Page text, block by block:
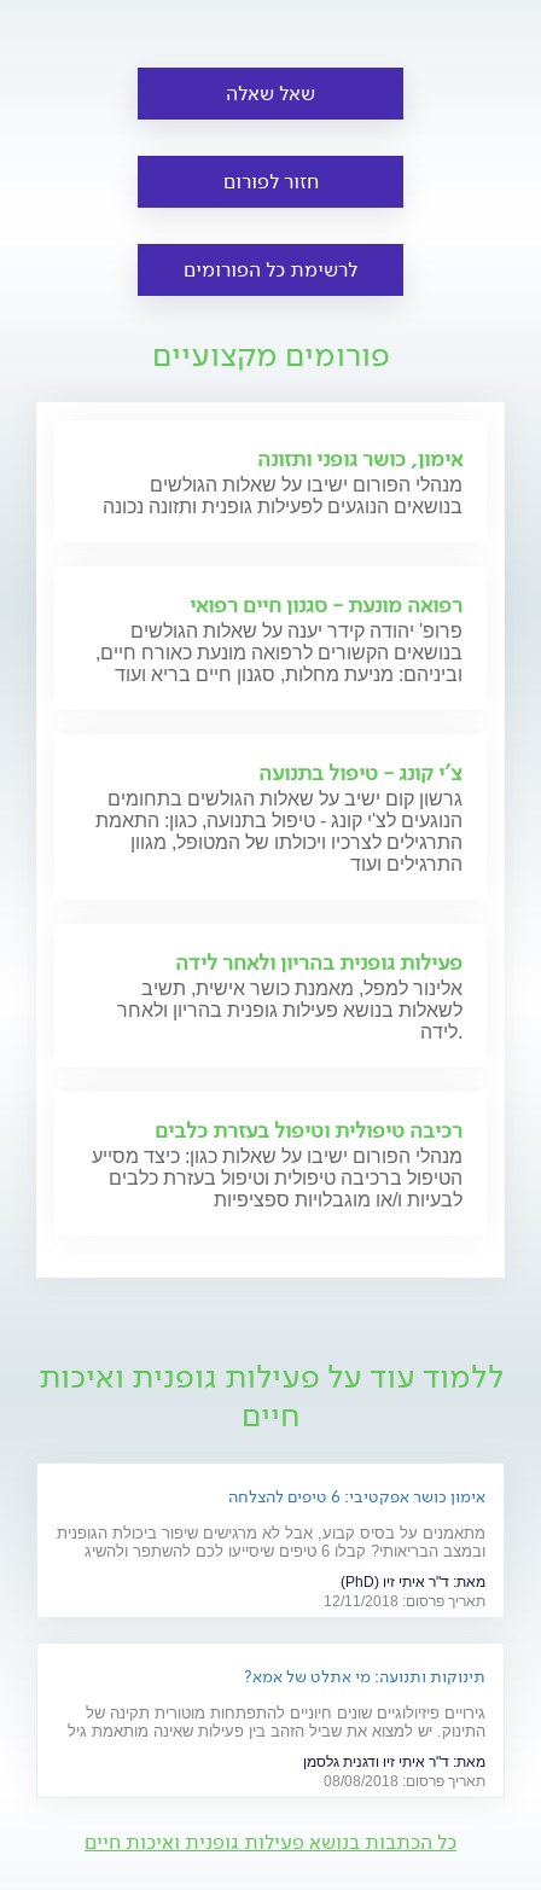
שאל שאלה
חזור לפורום
לרשימת כל הפורומים
פורומים מקצועיים
אימון, כושר גופני ותזונה
מנהלי הפורום ישיבו על שאלות הגולשים
בנושאים הנוגעים לפעילות גופנית ותזונה נכונה
רפואה מונעת - סגנון חיים רפואי
פרופ' יהודה קידר יענה על שאלות הגולשים
בנושאים הקשורים לרפואה מונעת כאורח חיים,
וביניהם: מניעת מחלות, סגנון חיים בריא ועוד
צ'י קונג - טיפול בתנועה
גרשון קום ישיב על שאלות הגולשים בתחומים
הנוגעים לצ'י קונג - טיפול בתנועה, כגון: התאמת
התרגילים לצרכיו ויכולתו של המטופל, מגוון
התרגילים ועוד
פעילות גופנית בהריון ולאחר לידה
אלינור למפל, מאמנת כושר אישית, תשיב
לשאלות בנושא פעילות גופנית בהריון ולאחר
לידה.
רכיבה טיפולית וטיפול בעזרת כלבים
מנהלי הפורום ישיבו על שאלות כגון: כיצד מסייע
הטיפול ברכיבה טיפולית וטיפול בעזרת כלבים
לבעיות ו/או מוגבלויות ספציפיות
ללמוד עוד על פעילות גופנית ואיכות
חיים
אימון כושר אפקטיבי: 6 טיפים להצלחה
מתאמנים על בסיס קבוע, אבל לא מרגישים שיפור ביכולת הגופנית
ובמצב הבריאותי? קבלו 6 טיפים שיסייעו לכם להשתפר ולהשיג
מאת: ד"ר איתי זיו (PhD)
תאריך פרסום: 12/11/2018
תינוקות ותנועה: מי אתלט של אמא?
גירויים פיזיולוגיים שונים חיוניים להתפתחות מוטורית תקינה של
התינוק. יש למצוא את שביל הזהב בין פעילות שאינה מותאמת גיל
"בטטת כורסה". למקומות, היכון - זחל!
מאת: ד"ר איתי זיו ודגנית גלסמן
תאריך פרסום: 08/08/2018
כל הכתבות בנושא פעילות גופנית ואיכות חיים